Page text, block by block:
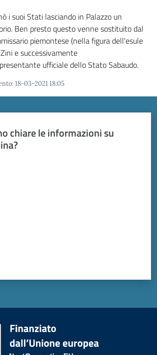
i suoi Stati lasciando in Palazzo un
Ben presto questo venne sostituito dal
piemontese (nella figura dell'esule
e successivamente
ufficiale dello Stato Sabaudo.
:18-03-2021 18:05
chiare le informazioni su